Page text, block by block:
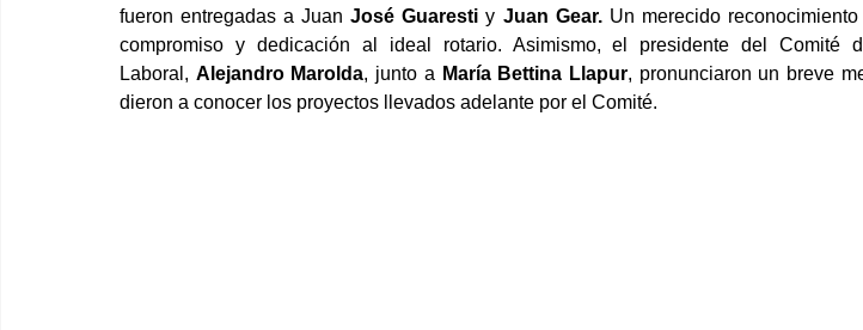
fueron entregadas a Juan José Guaresti y Juan Gear. Un merecido reconocimiento
compromiso y dedicación al ideal rotario. Asimismo, el presidente del Comité
Laboral, Alejandro Marolda, junto a María Bettina Llapur, pronunciaron un breve
dieron a conocer los proyectos llevados adelante por el Comité.